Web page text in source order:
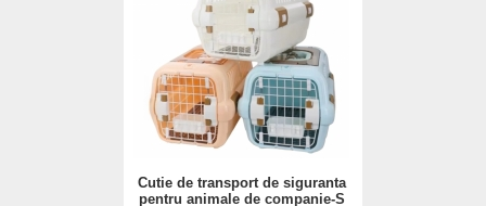
Cutie de transport de siguranta
pentru animale de companie-S